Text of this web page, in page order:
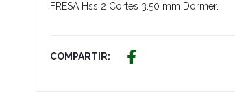
FRESA Hss 2 Cortes 3.50 mm Dormer.
COMPARTIR: